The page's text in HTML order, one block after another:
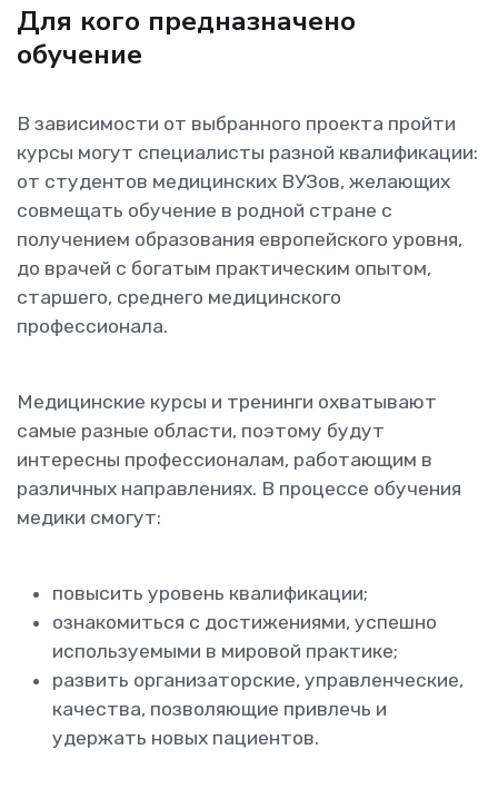
Для кого предназначено
обучение
В зависимости от выбранного проекта пройти
курсы могут специалисты разной квалификации:
от студентов медицинских ВУЗов, желающих
совмещать обучение в родной стране с
получением образования европейского уровня,
до врачей с богатым практическим опытом,
старшего, среднего медицинского
профессионала.
Медицинские курсы и тренинги охватывают
самые разные области, поэтому будут
интересны профессионалам, работающим в
различных направлениях. В процессе обучения
медики смогут:
повысить уровень квалификации;
ознакомиться с достижениями, успешно
используемыми в мировой практике;
развить организаторские, управленческие,
качества, позволяющие привлечь и
удержать новых пациентов.